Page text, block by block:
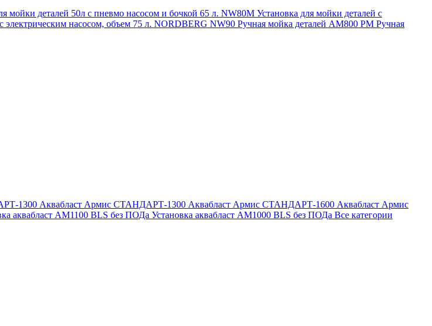
мойки деталей 50л с пневмо насосом и бочкой 65 л. NW80M Установка для мойки деталей с
электрическим насосом, объем 75 л. NORDBERG NW90 Ручная мойка деталей АМ800 РМ Ручная
1300 Аквабласт Армис СТАНДАРТ-1300 Аквабласт Армис СТАНДАРТ-1600 Аквабласт Армис
аквабласт AM1100 BLS без ПОДа Установка аквабласт AM1000 BLS без ПОДа Все категории